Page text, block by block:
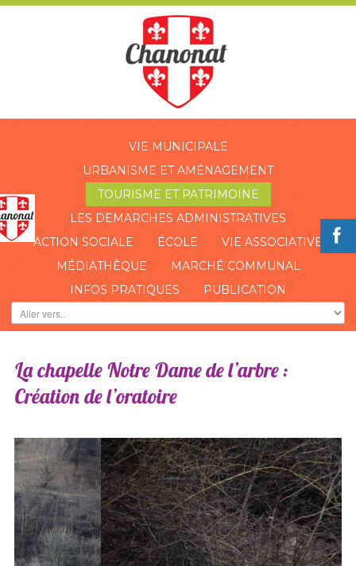
VIE MUNICIPALE
URBANISME ET AMÉNAGEMENT
TOURISME ET PATRIMOINE
LES DEMARCHES ADMINISTRATIVES
ACTION SOCIALE
ÉCOLE
VIE ASSOCIATIVE
MÉDIATHÈQUE
MARCHÉ COMMUNAL
INFOS PRATIQUES
PUBLICATION
LachapelleNotreDamedel’arbre:
Créationdel’oratoire